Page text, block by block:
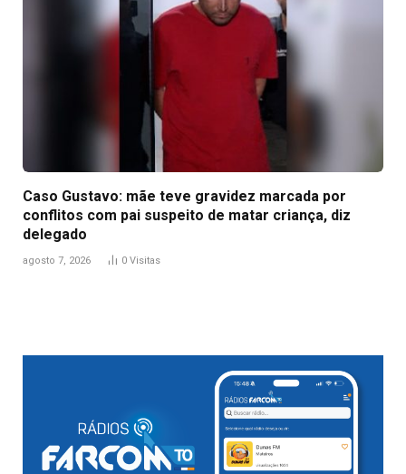
Caso Gustavo: mãe teve gravidez marcada por
conflitos com pai suspeito de matar criança, diz
delegado
agosto 7, 2026 0 Visitas